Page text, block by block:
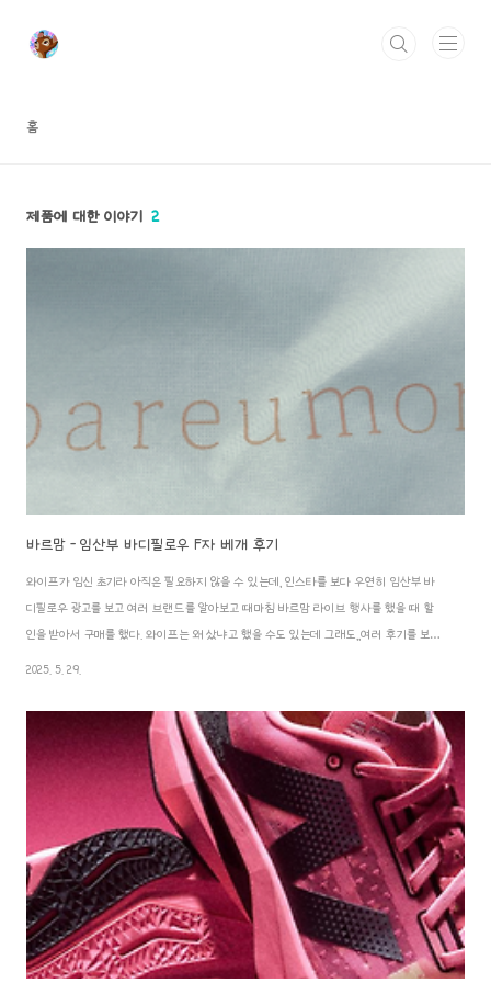
홈
제품에 대한 이야기 2
바르맘 - 임산부 바디필로우 F자 베개 후기
와이프가 임신 초기라 아직은 필요하지 않을 수 있는데, 인스타를 보다 우연히 임산부 바
디필로우 광고를 보고 여러 브랜드를 알아보고 때마침 바르맘 라이브 행사를 했을 때 할
인을 받아서 구매를 했다. 와이프는 왜 샀냐고 했을 수도 있는데 그래도,,여러 후기를 보니
버페이 1만 원을 받을 수 있다. 이 글은 리뷰이벤트를 위한 후기 글이다. 이번에만 보관할
수 있는 더스트백을 이벤트로 주는지는 모르겠지만 내가 볼 땐 평상시에도 줄꺼같다. 나
중에 잘 사용하고 당근 할 때 필요할꺼같은데 흔한 정장커버 재질의 더스트백이다. 안에는
2025. 5. 29.